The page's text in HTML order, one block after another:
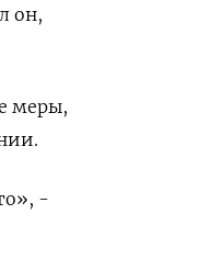
он,
меры,
-